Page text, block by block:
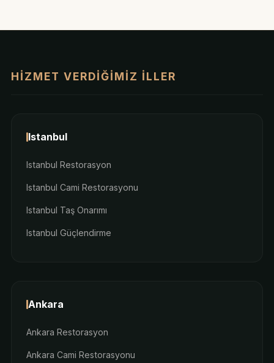
HIZMET VERDIĞIMIZ İLLER
Istanbul
Istanbul Restorasyon
Istanbul Cami Restorasyonu
Istanbul Taş Onarımı
Istanbul Güçlendirme
Ankara
Ankara Restorasyon
Ankara Cami Restorasyonu